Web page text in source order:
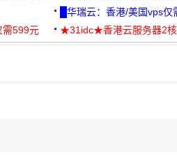
█华瑞云：香港/美国vps仅
599元
★31idc★香港云服务器2